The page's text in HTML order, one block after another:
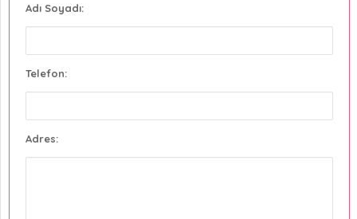
Adı Soyadı:
Telefon:
Adres: